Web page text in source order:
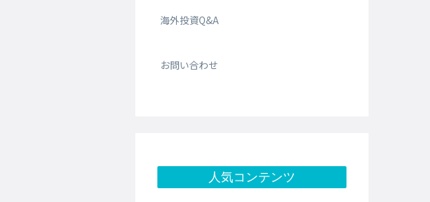
海外投資Q&A
お問い合わせ
人気コンテンツ